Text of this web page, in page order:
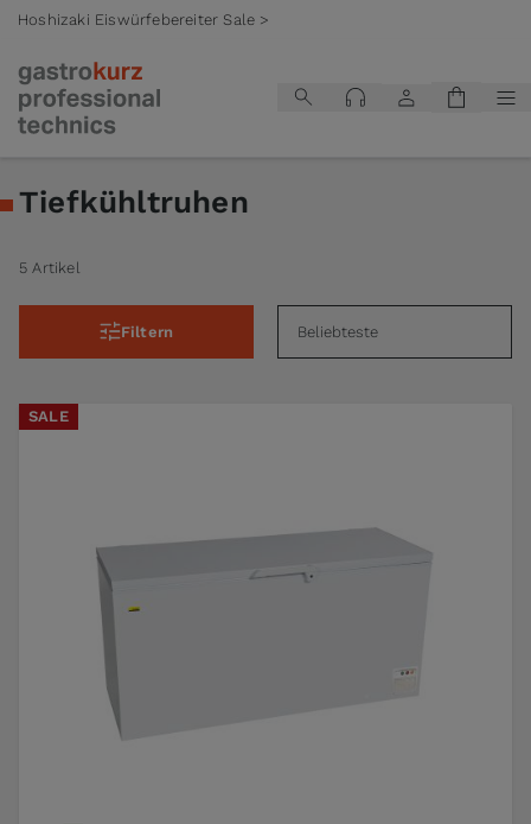
Hoshizaki Eiswürfebereiter Sale >
Tiefkühltruhen
5 Artikel
Filtern
SALE